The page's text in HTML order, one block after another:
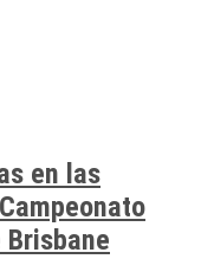
en las
Brisbane